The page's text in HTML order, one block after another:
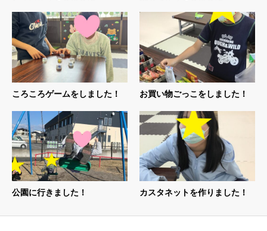
ころころゲームをしました！ お買い物ごっこをしました！
公園に行きました！ カスタネットを作りました！